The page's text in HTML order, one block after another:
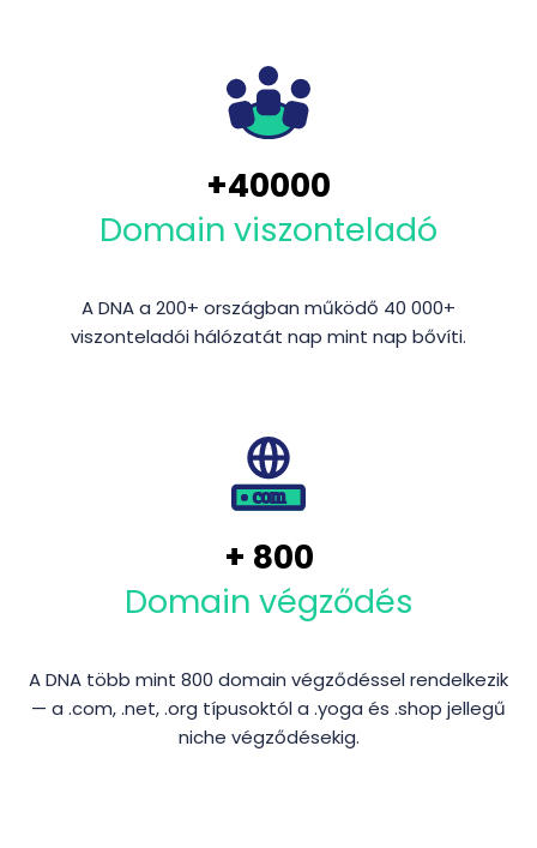
+40000
Domain viszonteladó
A DNA a 200+ országban működő 40 000+
viszonteladói hálózatát nap mint nap bővíti.
+ 800
Domain végződés
A DNA több mint 800 domain végződéssel rendelkezik
— a .com, .net, .org típusoktól a .yoga és .shop jellegű
niche végződésekig.